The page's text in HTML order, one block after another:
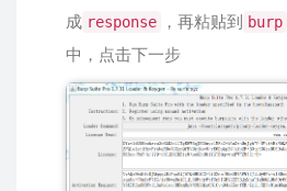
成 response ，再粘贴到 burp
中，点击下一步